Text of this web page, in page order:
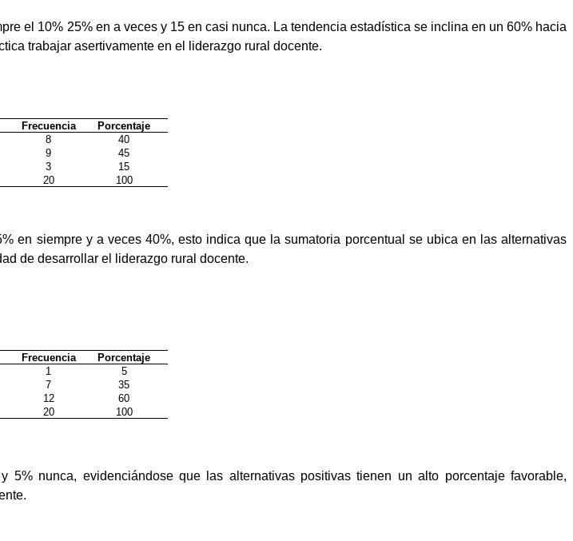
el 10% 25% en a veces y 15 en casi nunca. La tendencia estadística se inclina en un 60% hacia
trabajar asertivamente en el liderazgo rural docente.
Frecuencia
Porcentaje
8
40
9
45
3
15
20 100
en siempre y a veces 40%, esto indica que la sumatoria porcentual se ubica en las alternativas
de desarrollar el liderazgo rural docente.
Frecuencia
Porcentaje
1
5
7
35
12
60
20 100
nunca, evidenciándose que las alternativas positivas tienen un alto porcentaje favorable,